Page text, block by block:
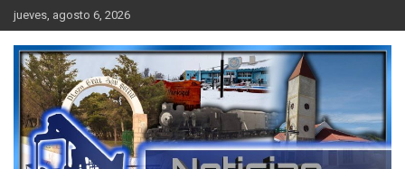
Skip
to
content
jueves, agosto 6, 2026